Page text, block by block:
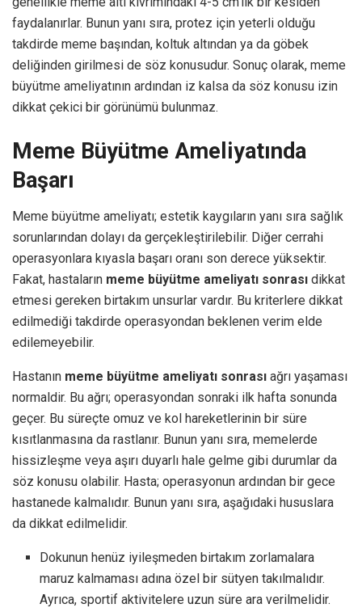
faydalanırlar. Bunun yanı sıra, protez için yeterli olduğu
takdirde meme başından, koltuk altından ya da göbek
deliğinden girilmesi de söz konusudur. Sonuç olarak, meme
büyütme ameliyatının ardından iz kalsa da söz konusu izin
dikkat çekici bir görünümü bulunmaz.
Meme Büyütme Ameliyatında
Başarı
Meme büyütme ameliyatı; estetik kaygıların yanı sıra sağlık
sorunlarından dolayı da gerçekleştirilebilir. Diğer cerrahi
operasyonlara kıyasla başarı oranı son derece yüksektir.
Fakat, hastaların meme büyütme ameliyatı sonrası dikkat
etmesi gereken birtakım unsurlar vardır. Bu kriterlere dikkat
edilmediği takdirde operasyondan beklenen verim elde
edilemeyebilir.
Hastanın meme büyütme ameliyatı sonrası ağrı yaşaması
normaldir. Bu ağrı; operasyondan sonraki ilk hafta sonunda
geçer. Bu süreçte omuz ve kol hareketlerinin bir süre
kısıtlanmasına da rastlanır. Bunun yanı sıra, memelerde
hissizleşme veya aşırı duyarlı hale gelme gibi durumlar da
söz konusu olabilir. Hasta; operasyonun ardından bir gece
hastanede kalmalıdır. Bunun yanı sıra, aşağıdaki hususlara
da dikkat edilmelidir.
Dokunun henüz iyileşmeden birtakım zorlamalara
maruz kalmaması adına özel bir sütyen takılmalıdır.
Ayrıca, sportif aktivitelere uzun süre ara verilmelidir.